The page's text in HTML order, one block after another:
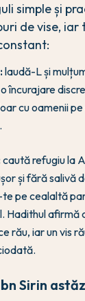
simple și
de vise, iar
laudă-L și
încurajare
cu oamenii pe
caută refugiu la
și fără salivă
pe cealaltă
Hadithul afirmă
rău, iar un vis
Sirin